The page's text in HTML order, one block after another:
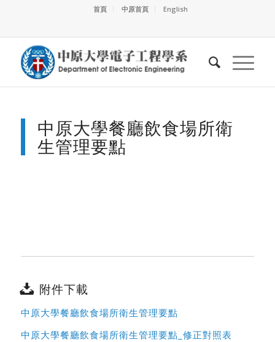
首頁 中原首頁 English
中原大學餐廳飲食場所衛
生管理要點
附件下載
中原大學餐廳飲食場所衛生管理要點
中原大學餐廳飲食場所衛生管理要點_修正對照表